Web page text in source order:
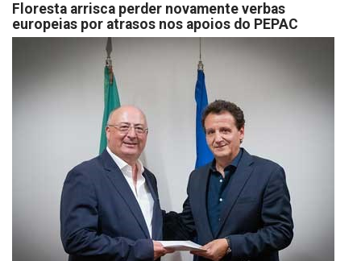
Floresta arrisca perder novamente verbas
europeias por atrasos nos apoios do PEPAC